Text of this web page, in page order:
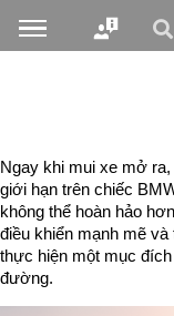
Ngay khi mui xe mở
giới hạn trên chiếc
không thể hoàn hảo
điều khiển mạnh mẽ
thực hiện một mục
đường.